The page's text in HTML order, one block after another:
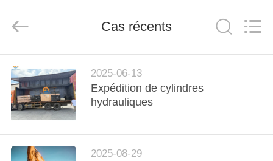
À
LA
MAISON
PRODUITS
Machinery
Rights
Cas récents
2025-06-13
Expédition de cylindres
hydrauliques
2025-08-29